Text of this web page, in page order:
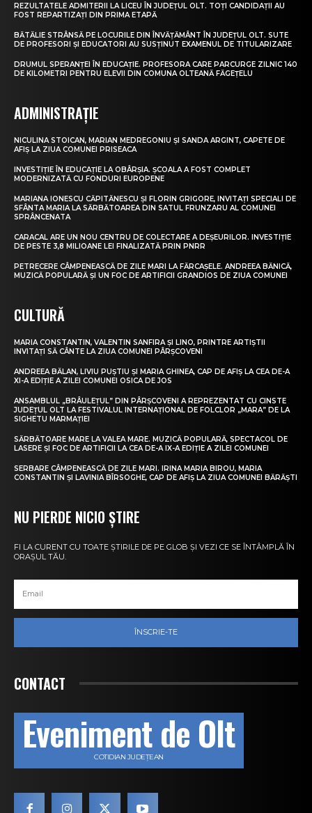
REZULTATELE ADMITERII LA LICEU ÎN JUDEȚUL OLT. TOȚI CANDIDAȚII AU
FOST REPARTIZAȚI DIN PRIMA ETAPĂ
BĂTĂLIE STRÂNSĂ PE LOCURILE DIN ÎNVĂȚĂMÂNT ÎN JUDEȚUL OLT. SUTE
DE PROFESORI ȘI EDUCATORI AU SUSȚINUT EXAMENUL DE TITULARIZARE
DRUMUL SPERANȚEI ÎN EDUCAȚIE. PROFESORA CARE PARCURGE ZILNIC 140
DE KILOMETRI PENTRU ELEVII DIN COMUNA OLTEANĂ FĂGEȚELU
ADMINISTRAȚIE
NICULINA STOICAN, MARIAN MEDREGONIU ȘI SANDA ARGINT, CAPETE DE
AFIȘ LA ZIUA COMUNEI PRISEACA
INVESTIȚIE ÎN EDUCAȚIE LA OBÂRȘIA. ȘCOALA A FOST COMPLET
MODERNIZATĂ CU FONDURI EUROPENE
MARIANA IONESCU CĂPITĂNESCU ȘI FLORIN GRIGORE, INVITAȚI SPECIALI DE
SFÂNTA MARIA LA SĂRBĂTOAREA DIN SATUL FRUNZARU AL COMUNEI
SPRÂNCENATA
CARACAL ARE UN NOU CENTRU DE COLECTARE A DEȘEURILOR. INVESTIȚIE
DE PESTE 3,8 MILIOANE LEI FINALIZATĂ PRIN PNRR
PETRECERE CÂMPENEASCĂ DE ZILE MARI LA FĂRCAȘELE. ANDREEA BĂNICĂ,
MUZICĂ POPULARĂ ȘI UN FOC DE ARTIFICII GRANDIOS DE ZIUA COMUNEI
CULTURĂ
MARIA CONSTANTIN, VALENTIN SANFIRA ȘI LINO, PRINTRE ARTIȘTII
INVITAȚI SĂ CÂNTE LA ZIUA COMUNEI PÂRȘCOVENI
ANDREEA BĂLAN, LIVIU PUȘTIU ȘI MARIA GHINEA, CAP DE AFIȘ LA CEA DE-A
XI-A EDIȚIE A ZILEI COMUNEI OSICA DE JOS
ANSAMBLUL „BRÂULEȚUL” DIN PÂRȘCOVENI A REPREZENTAT CU CINSTE
JUDEȚUL OLT LA FESTIVALUL INTERNAȚIONAL DE FOLCLOR „MARA” DE LA
SIGHETU MARMAȚIEI
SĂRBĂTOARE MARE LA VALEA MARE. MUZICĂ POPULARĂ, SPECTACOL DE
LASERE ȘI FOC DE ARTIFICII LA CEA DE-A IX-A EDIȚIE A ZILEI COMUNEI
SERBARE CÂMPENEASCĂ DE ZILE MARI. IRINA MARIA BIROU, MARIA
CONSTANTIN ȘI LAVINIA BÎRSOGHE, CAP DE AFIȘ LA ZIUA COMUNEI BĂRĂȘTI
NU PIERDE NICIO ȘTIRE
FI LA CURENT CU TOATE ȘTIRILE DE PE GLOB ȘI VEZI CE SE ÎNTÂMPLĂ ÎN
ORAȘUL TĂU.
ÎNSCRIE-TE
CONTACT
Eveniment de Olt
COTIDIAN JUDEȚEAN